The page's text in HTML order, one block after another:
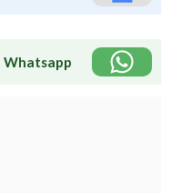
Whatsapp